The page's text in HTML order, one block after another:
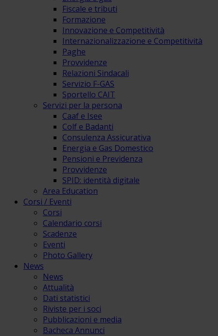
Fiscale e tributi
Formazione
Innovazione e Competitività
Internazionalizzazione e Competitività
Paghe
Provvidenze
Relazioni Sindacali
Servizio F-GAS
Sportello CAIT
Servizi per la persona
Caaf e Isee
Colf e Badanti
Consulenza Assicurativa
Energia e Gas Domestico
Pensioni e Previdenza
Provvidenze
SPID: identità digitale
Area Education
Corsi / Eventi
Corsi
Calendario corsi
Scadenze
Eventi
Photo Gallery
News
News
Attualità
Dati statistici
Riviste per i soci
Pubblicazioni e media
Bacheca Annunci